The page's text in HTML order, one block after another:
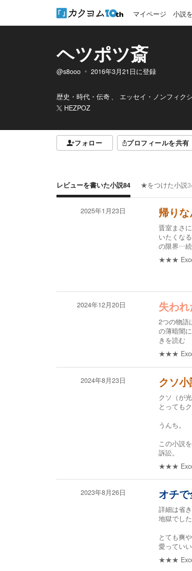
マイページ 小説
ヘツポツ斎
@s8ooo 2016年3月21日に登録
歴史・時代・伝奇
エッセイ・ノンフィク
HEZPOZ
フォロー プロフィールを共有
レビューを書いた小説84 ★をつけた小説
2025年1月23日 帰り
晋室まさ
いたくな
の限界…続
★★★
2024年12月20日 失わ
2つの物語
の薄暗闇
きを読む
★★★
2024年8月23日 クソ小
クソ（が
とっても
うんち。
この小説
訴訟。
★★★
2023年8月26日 オチ
詳細は省
地獄でし
とても爽
愛っていい
★★★